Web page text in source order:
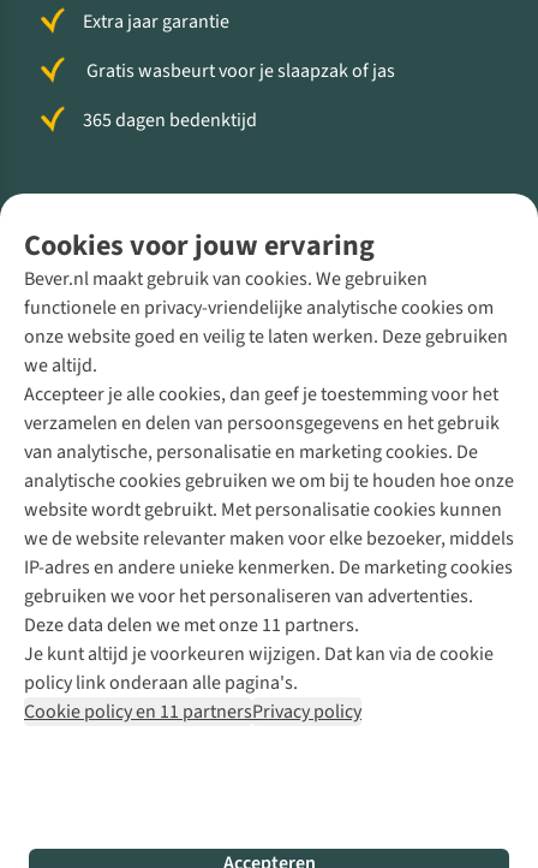
Cookies voor jouw ervaring
Bever.nl maakt gebruik van cookies. We gebruiken
functionele en privacy-vriendelijke analytische cookies om
onze website goed en veilig te laten werken. Deze gebruiken
we altijd.
Accepteer je alle cookies, dan geef je toestemming voor het
verzamelen en delen van persoonsgegevens en het gebruik
van analytische, personalisatie en marketing cookies. De
analytische cookies gebruiken we om bij te houden hoe onze
website wordt gebruikt. Met personalisatie cookies kunnen
we de website relevanter maken voor elke bezoeker, middels
IP-adres en andere unieke kenmerken. De marketing cookies
gebruiken we voor het personaliseren van advertenties.
Deze data delen we met onze 11 partners.
Je kunt altijd je voorkeuren wijzigen. Dat kan via de cookie
policy link onderaan alle pagina's.
Cookie policy en 11 partnersPrivacy policy
Extra jaar garantie
Gratis wasbeurt voor je slaapzak of jas
365 dagen bedenktijd
Direct advies van een Buitenexpert
+31 (0)85 888 50 88
+31 6 12 28 49 80
Contactformulier